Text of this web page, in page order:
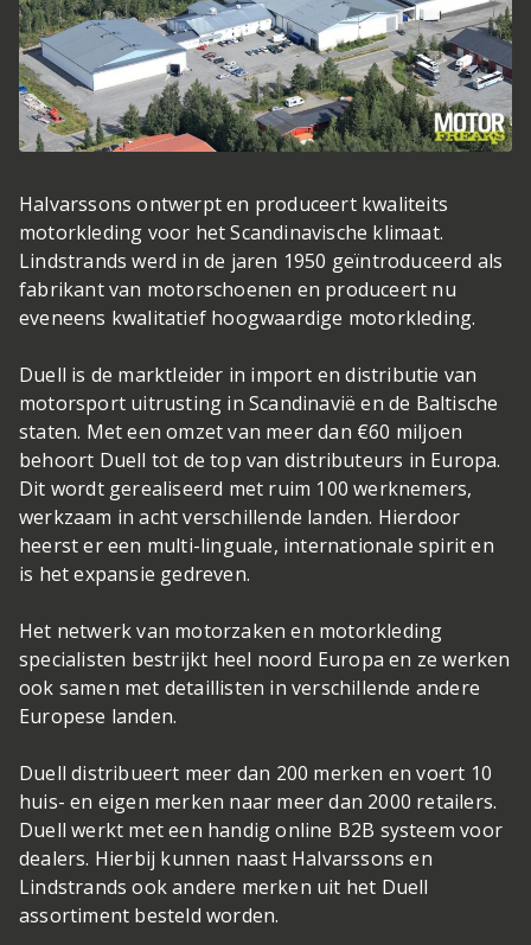
Halvarssons ontwerpt en produceert kwaliteits
motorkleding voor het Scandinavische klimaat.
Lindstrands werd in de jaren 1950 geïntroduceerd als
fabrikant van motorschoenen en produceert nu
eveneens kwalitatief hoogwaardige motorkleding.
Duell is de marktleider in import en distributie van
motorsport uitrusting in Scandinavië en de Baltische
staten. Met een omzet van meer dan €60 miljoen
behoort Duell tot de top van distributeurs in Europa.
Dit wordt gerealiseerd met ruim 100 werknemers,
werkzaam in acht verschillende landen. Hierdoor
heerst er een multi-linguale, internationale spirit en
is het expansie gedreven.
Het netwerk van motorzaken en motorkleding
specialisten bestrijkt heel noord Europa en ze werken
ook samen met detaillisten in verschillende andere
Europese landen.
Duell distribueert meer dan 200 merken en voert 10
huis- en eigen merken naar meer dan 2000 retailers.
Duell werkt met een handig online B2B systeem voor
dealers. Hierbij kunnen naast Halvarssons en
Lindstrands ook andere merken uit het Duell
assortiment besteld worden.